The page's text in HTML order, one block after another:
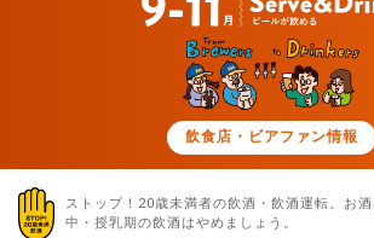
飲食店・ビアファン情報
ストップ！20歳未満者の飲酒・飲酒運転。お酒
中・授乳期の飲酒はやめましょう。